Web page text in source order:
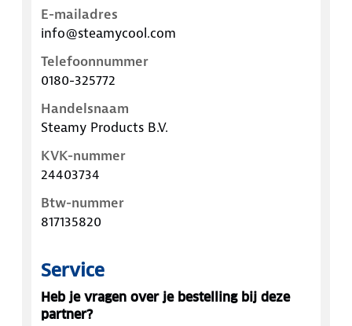
E-mailadres
info@steamycool.com
Telefoonnummer
0180-325772
Handelsnaam
Steamy Products B.V.
KVK-nummer
24403734
Btw-nummer
817135820
Service
Heb je vragen over je bestelling bij deze
partner?